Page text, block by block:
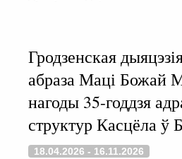
Гродзенская
абраза Маці Божай
нагоды 35-годдзя
структур Касцёла ў
18.04.2026 - 16.11.2026